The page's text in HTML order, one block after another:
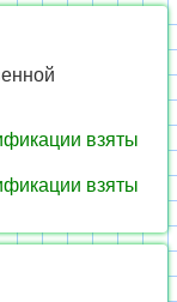
взяты
взяты